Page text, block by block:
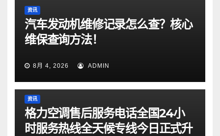
资讯
汽车发动机维修记录怎么查？核心
维保查询方法！
8月 4, 2026 ADMIN
资讯
格力空调售后服务电话全国24小
时服务热线全天候专线今日正式升